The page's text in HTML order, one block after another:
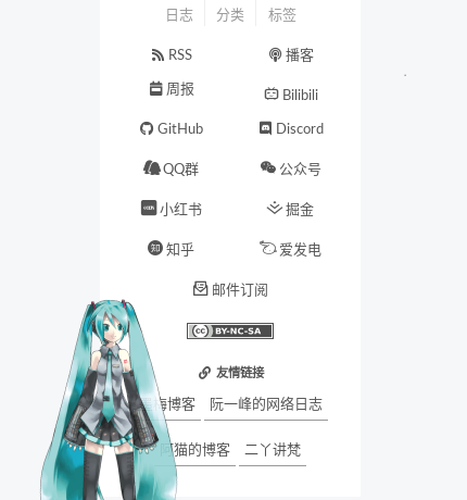
日志 分类 标签
RSS 播客
周报 Bilibili
GitHub Discord
QQ群 公众号
小红书 掘金
知乎 爱发电
邮件订阅
友情链接
墨梅博客 阮一峰的网络日志
阿猫的博客 二丫讲梵